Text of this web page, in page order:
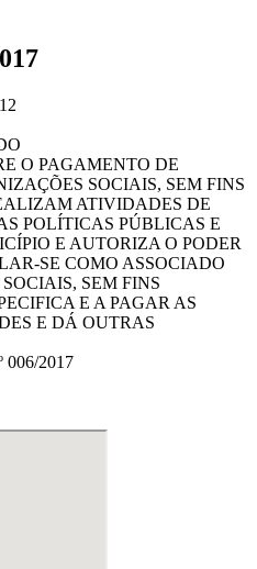
O PAGAMENTO DE
SOCIAIS, SEM FINS
ATIVIDADES DE
POLÍTICAS PÚBLICAS E
E AUTORIZA O PODER
SE COMO ASSOCIADO
SEM FINS
E A PAGAR AS
E DÁ OUTRAS
006/2017